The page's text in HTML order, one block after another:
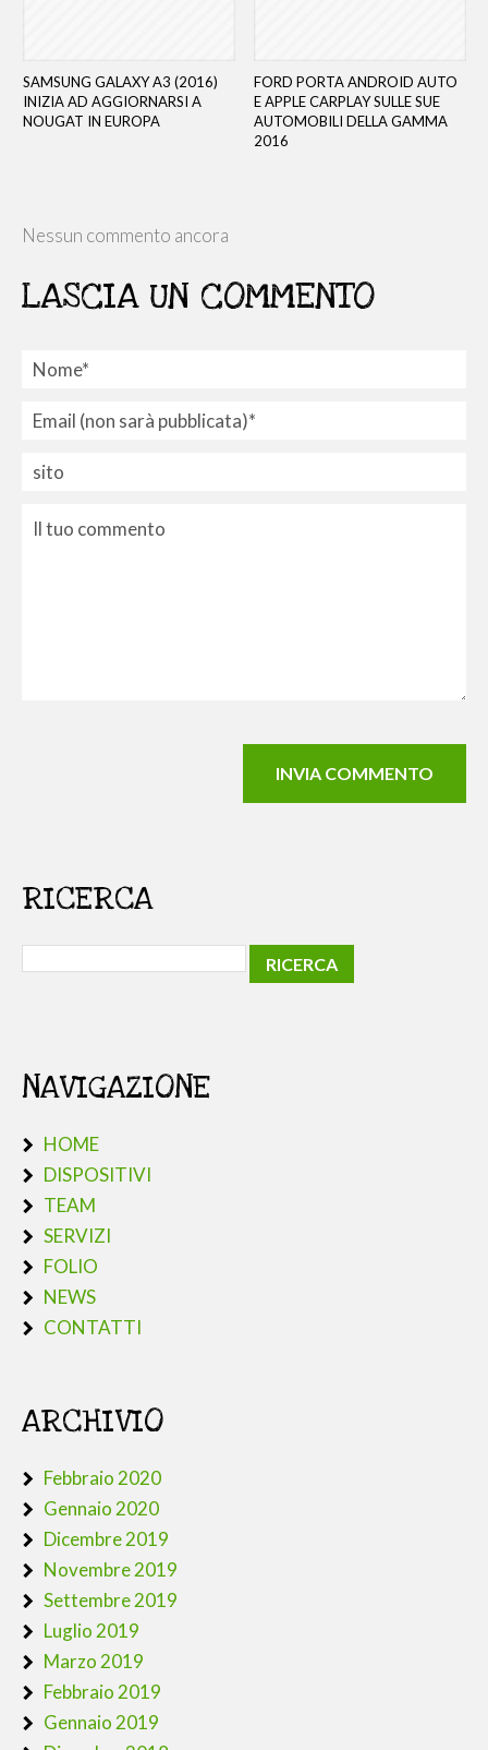
SAMSUNG GALAXY A3 (2016)
INIZIA AD AGGIORNARSI A
NOUGAT IN EUROPA
FORD PORTA ANDROID AUTO
E APPLE CARPLAY SULLE SUE
AUTOMOBILI DELLA GAMMA
2016
Nessun commento ancora
LASCIA UN COMMENTO
RICERCA
NAVIGAZIONE
HOME
DISPOSITIVI
TEAM
SERVIZI
FOLIO
NEWS
CONTATTI
ARCHIVIO
Febbraio 2020
Gennaio 2020
Dicembre 2019
Novembre 2019
Settembre 2019
Luglio 2019
Marzo 2019
Febbraio 2019
Gennaio 2019